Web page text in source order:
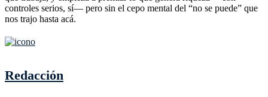
controles serios, sí— pero sin el cepo mental del “no se puede” que
nos trajo hasta acá.
Redacción